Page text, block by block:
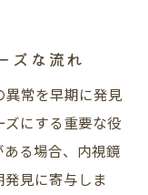
ズな流れ
異常を早期に発見
ズにする重要な役
る場合、内視鏡
見に寄与しま